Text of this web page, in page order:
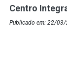
Centro
Publicado em: 22/03/